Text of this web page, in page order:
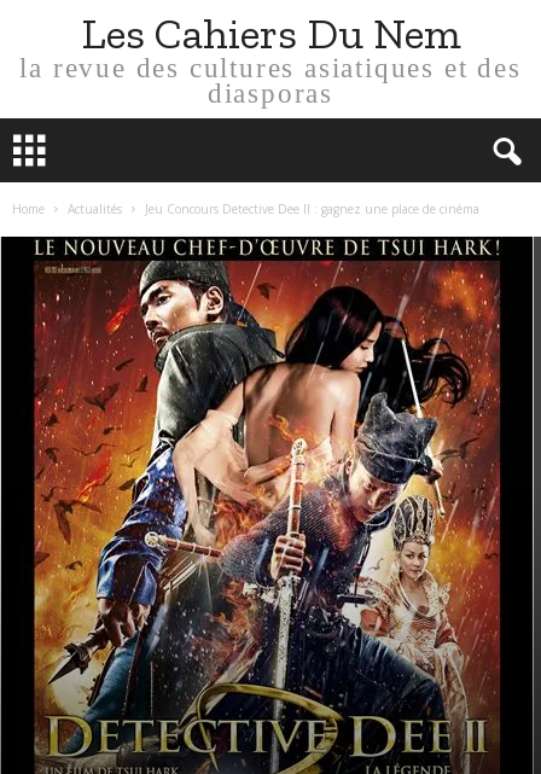
Les Cahiers Du Nem
la revue des cultures asiatiques et des
diasporas
Home Actualités Jeu Concours Detective Dee II : gagnez une place de cinéma